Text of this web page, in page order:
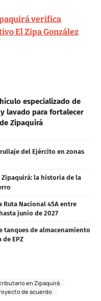
verifica
El Zipa González
especializado de
lavado para fortalecer
Zipaquirá
del Ejército en zonas
la historia de la
Nacional 45A entre
junio de 2027
tanques de almacenamiento
EPZ
en Zipaquirá
de acuerdo